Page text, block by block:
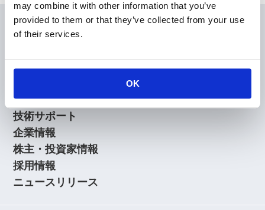
may combine it with other information that you’ve
provided to them or that they’ve collected from your use
of their services.
OK
会員
KOAの技術
アプリケーションガイド
設計支援
技術サポート
企業情報
株主・投資家情報
採用情報
ニュースリリース